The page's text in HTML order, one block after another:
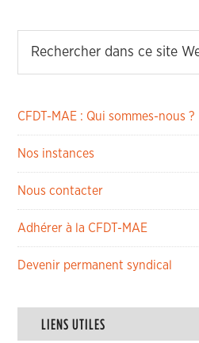
CFDT-MAE : Qui sommes-nous ?
Nos instances
Nous contacter
Adhérer à la CFDT-MAE
Devenir permanent syndical
LIENS UTILES